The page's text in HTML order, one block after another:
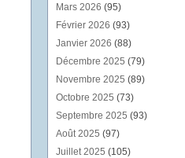
Mars 2026 (95)
Février 2026 (93)
Janvier 2026 (88)
Décembre 2025 (79)
Novembre 2025 (89)
Octobre 2025 (73)
Septembre 2025 (93)
Août 2025 (97)
Juillet 2025 (105)